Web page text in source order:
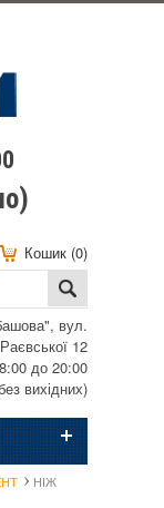
Кошик (0)
вул.
Раєвської 12
до 20:00
вихідних)
НІЖ